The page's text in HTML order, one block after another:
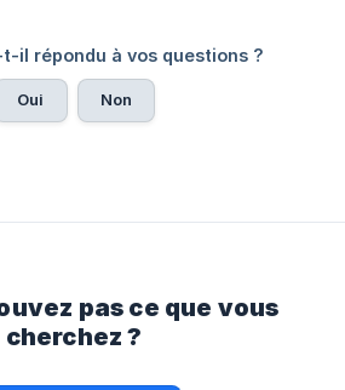
il répondu à vos questions ?
Oui Non
pas ce que vous
cherchez ?